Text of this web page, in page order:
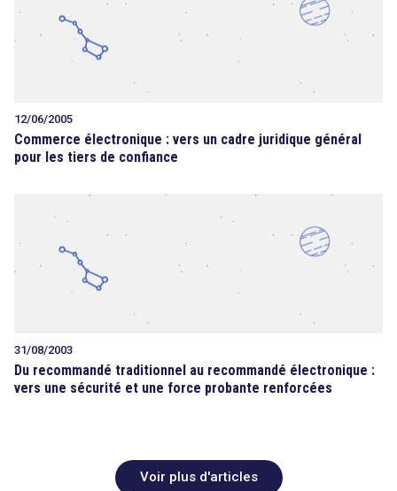
12/06/2005
Commerce électronique : vers un cadre juridique général
pour les tiers de confiance
31/08/2003
Du recommandé traditionnel au recommandé électronique :
vers une sécurité et une force probante renforcées
Voir plus d'articles